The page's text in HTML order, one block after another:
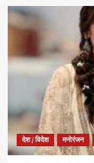
देश / विदेश मनोरंजन